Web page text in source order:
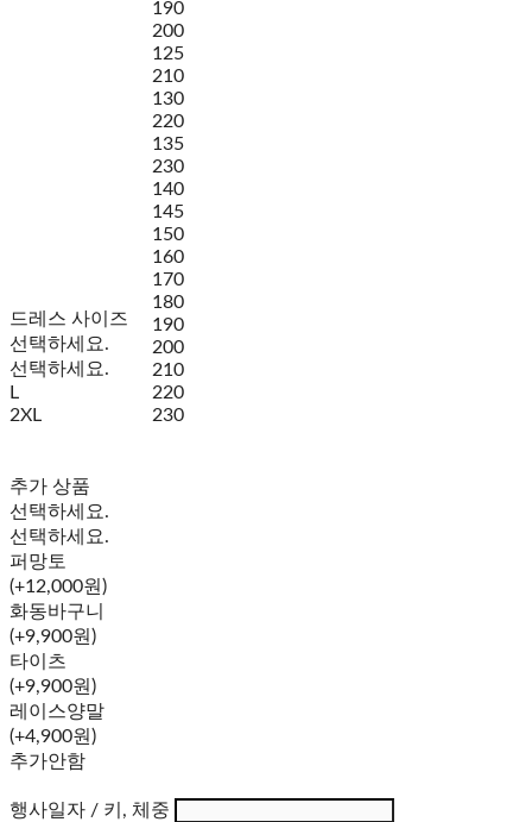
드레스 사이즈
선택하세요.
선택하세요.
L
2XL
190
200
125
210
130
220
135
230
140
145
150
160
170
180
190
200
210
220
230
추가 상품
선택하세요.
선택하세요.
퍼망토
(+12,000원)
화동바구니
(+9,900원)
타이츠
(+9,900원)
레이스양말
(+4,900원)
추가안함
행사일자 / 키, 체중